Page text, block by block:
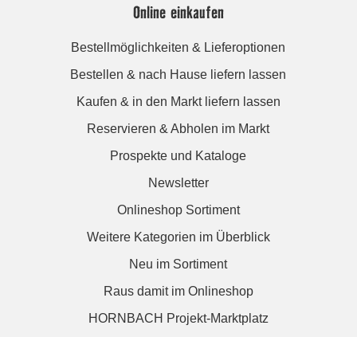
Online einkaufen
Bestellmöglichkeiten & Lieferoptionen
Bestellen & nach Hause liefern lassen
Kaufen & in den Markt liefern lassen
Reservieren & Abholen im Markt
Prospekte und Kataloge
Newsletter
Onlineshop Sortiment
Weitere Kategorien im Überblick
Neu im Sortiment
Raus damit im Onlineshop
HORNBACH Projekt-Marktplatz